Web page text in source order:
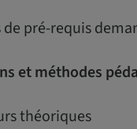
de pré-requis
et méthodes
théoriques